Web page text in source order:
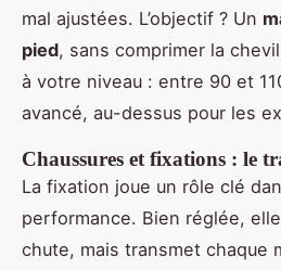
mal ajustées. L’objectif ? Un
pied, sans comprimer la
à votre niveau : entre 90 et
avancé, au-dessus pour les
Chaussures et fixations : le
La fixation joue un rôle clé
performance. Bien réglée,
chute, mais transmet chaque